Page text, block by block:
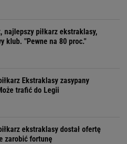
najlepszy piłkarz ekstraklasy,
klub. "Pewne na 80 proc."
Ekstraklasy zasypany
trafić do Legii
ekstraklasy dostał ofertę
zarobić fortunę